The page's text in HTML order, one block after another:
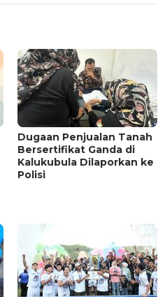
Dugaan Penjualan Tanah
Bersertifikat Ganda di
Kalukubula Dilaporkan ke
Polisi